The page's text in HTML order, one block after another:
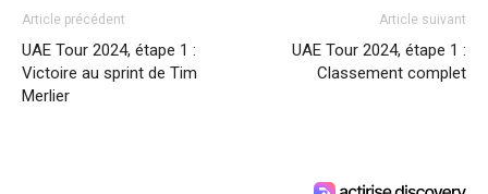
Article précédent
UAE Tour 2024, étape 1 :
Victoire au sprint de Tim
Merlier
Article suivant
UAE Tour 2024, étape 1 :
Classement complet